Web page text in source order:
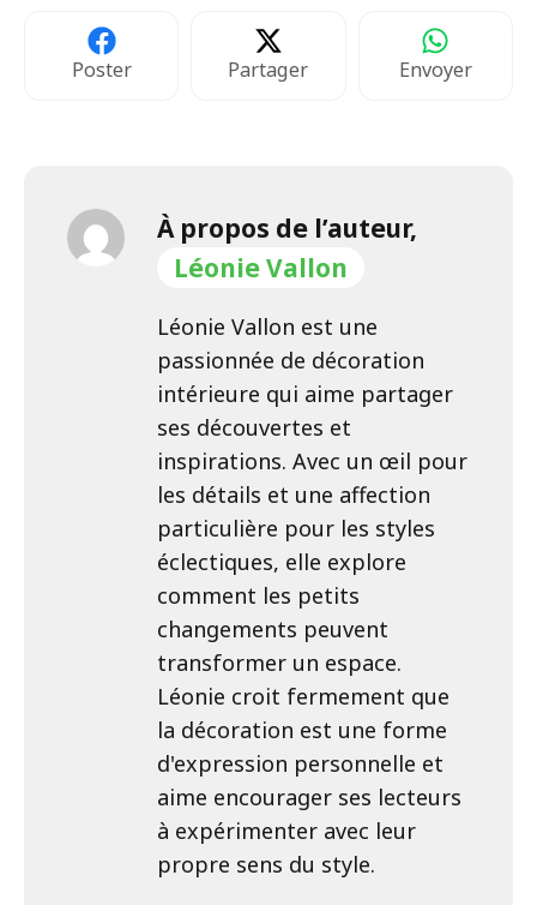
Poster Partager Envoyer
À propos de l’auteur,
Léonie Vallon
Léonie Vallon est une
passionnée de décoration
intérieure qui aime partager
ses découvertes et
inspirations. Avec un œil pour
les détails et une affection
particulière pour les styles
éclectiques, elle explore
comment les petits
changements peuvent
transformer un espace.
Léonie croit fermement que
la décoration est une forme
d'expression personnelle et
aime encourager ses lecteurs
à expérimenter avec leur
propre sens du style.